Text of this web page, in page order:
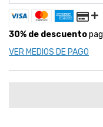
30% de descuento
VER MEDIOS DE PAGO